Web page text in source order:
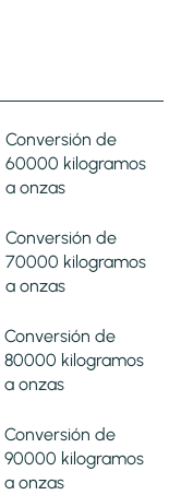
Conversión de
60000 kilogramos
a onzas
Conversión de
70000 kilogramos
a onzas
Conversión de
80000 kilogramos
a onzas
Conversión de
90000 kilogramos
a onzas